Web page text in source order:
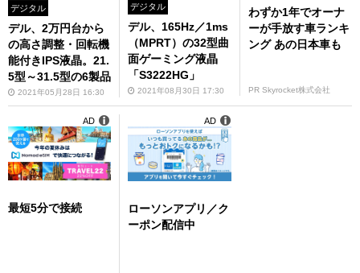
デジタル
デル、2万円台から
の高さ調整・回転機
能付きIPS液晶。21.
5型～31.5型の6製品
2021年05月28日 16:30
デジタル
デル、165Hz／1ms
（MPRT）の32型曲
面ゲーミング液晶
「S3222HG」
2021年08月30日 17:30
わずか1年でオーナ
ーが手放す車ランキ
ング あの日本車も
PR Skyrocket株式会社
最短5分で接続
AD
ローソンアプリ／ク
ーポン配信中
AD